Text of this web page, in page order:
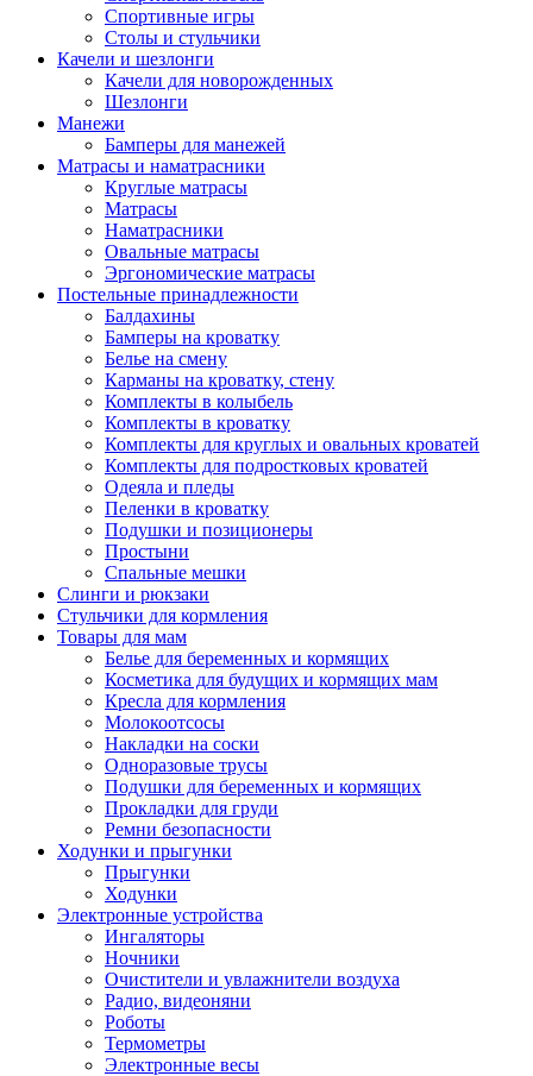
Спортивные игры
Столы и стульчики
Качели и шезлонги
Качели для новорожденных
Шезлонги
Манежи
Бамперы для манежей
Матрасы и наматрасники
Круглые матрасы
Матрасы
Наматрасники
Овальные матрасы
Эргономические матрасы
Постельные принадлежности
Балдахины
Бамперы на кроватку
Белье на смену
Карманы на кроватку, стену
Комплекты в колыбель
Комплекты в кроватку
Комплекты для круглых и овальных кроватей
Комплекты для подростковых кроватей
Одеяла и пледы
Пеленки в кроватку
Подушки и позиционеры
Простыни
Спальные мешки
Слинги и рюкзаки
Стульчики для кормления
Товары для мам
Белье для беременных и кормящих
Косметика для будущих и кормящих мам
Кресла для кормления
Молокоотсосы
Накладки на соски
Одноразовые трусы
Подушки для беременных и кормящих
Прокладки для груди
Ремни безопасности
Ходунки и прыгунки
Прыгунки
Ходунки
Электронные устройства
Ингаляторы
Ночники
Очистители и увлажнители воздуха
Радио, видеоняни
Роботы
Термометры
Электронные весы